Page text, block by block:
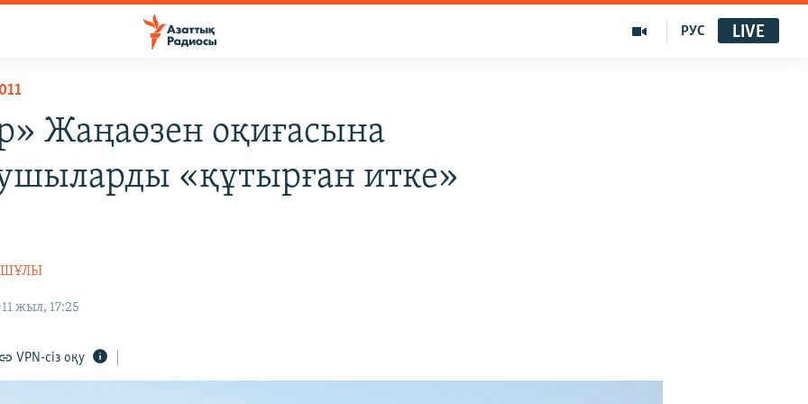
РУС LIVE
Жаңаөзен оқиғасына
«құтырған итке»
жыл, 17:25
VPN-сіз оқу